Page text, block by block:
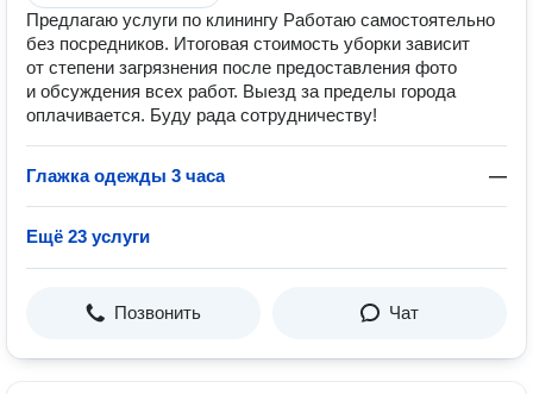
Предлагаю услуги по клинингу Работаю самостоятельно
без посредников. Итоговая стоимость уборки зависит
от степени загрязнения после предоставления фото
и обсуждения всех работ. Выезд за пределы города
оплачивается. Буду рада сотрудничеству!
Глажка одежды 3 часа —
Ещё 23 услуги
Позвонить Чат